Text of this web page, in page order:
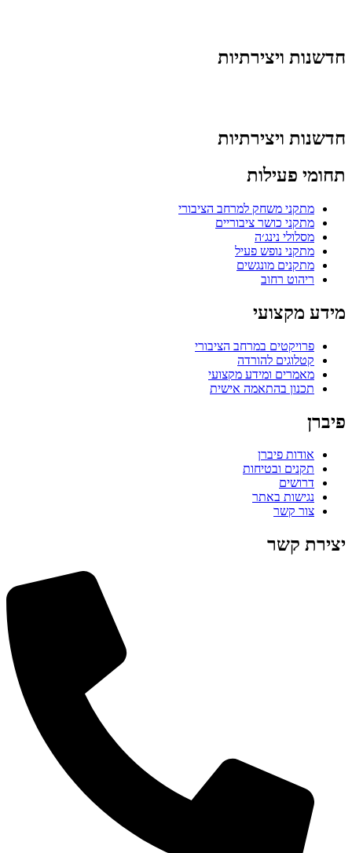
חדשנות ויצירתיות
חדשנות ויצירתיות
תחומי פעילות
מתקני משחק למרחב הציבורי
מתקני כושר ציבוריים
מסלולי נינג׳ה
מתקני נופש פעיל
מתקנים מונגשים
ריהוט רחוב
מידע מקצועי
פרויקטים במרחב הציבורי
קטלוגים להורדה
מאמרים ומידע מקצועי
תכנון בהתאמה אישית
פיברן
אודות פיברן
תקנים ובטיחות
דרושים
נגישות באתר
צור קשר
יצירת קשר